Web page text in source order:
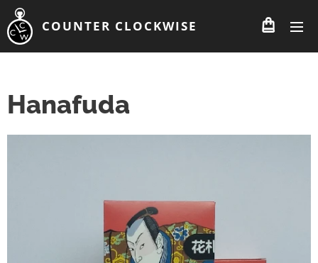
COUNTER CLOCKWISE
Hanafuda